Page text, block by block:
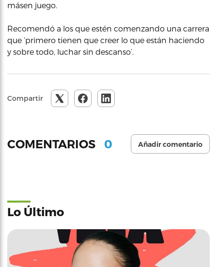
másen juego.
Recomendó a los que estén comenzando una carrera
que ‘primero tienen que creer lo que están haciendo
y sobre todo, luchar sin descanso’.
Compartir
COMENTARIOS 0 Añadir comentario
Lo Último